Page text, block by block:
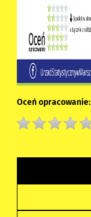
Oceń opracowanie: